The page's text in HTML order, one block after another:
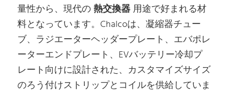
量性から、現代の熱交換器用途で好まれる材
料となっています。Chalcoは、凝縮器チュー
ブ、ラジエーターヘッダープレート、エバポレ
ーターエンドプレート、EVバッテリー冷却プ
レート向けに設計された、カスタマイズサイズ
のろう付けストリップとコイルを供給していま